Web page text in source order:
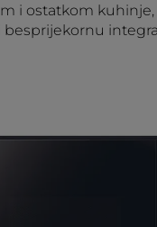
i ostatkom kuhinje,
besprijekornu